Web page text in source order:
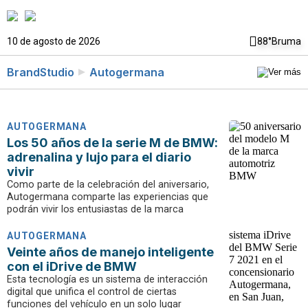
10 de agosto de 2026 88°Bruma
BrandStudio Autogermana
AUTOGERMANA
Los 50 años de la serie M de BMW:
adrenalina y lujo para el diario
vivir
Como parte de la celebración del aniversario,
Autogermana comparte las experiencias que
podrán vivir los entusiastas de la marca
AUTOGERMANA
Veinte años de manejo inteligente
con el iDrive de BMW
Esta tecnología es un sistema de interacción
digital que unifica el control de ciertas
funciones del vehículo en un solo lugar